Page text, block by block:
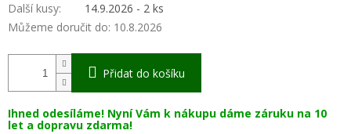
Další kusy:
14.9.2026 - 2 ks
Můžeme doručit do: 10.8.2026
Přidat do košíku
Ihned odesíláme! Nyní Vám k nákupu dáme záruku na 10
let a dopravu zdarma!